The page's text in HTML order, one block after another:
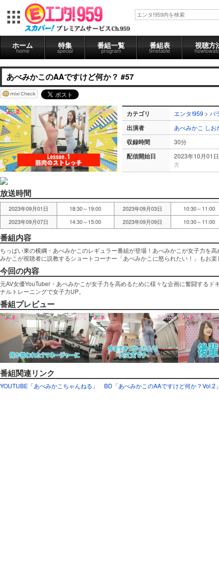
ホーム
home
特集
special
番組一覧
program
番組表
timetable
視聴方
あべみかこのAAですけど何か？ #57
カテゴリ エンタ!959 > バ
出演者 あべみかこ しお
収録時間 30分
配信開始日 2023年10月01日
方
放送時間
2023年09月01日 18:30～19:00 2023年09月03日
10:30～11:00
2023年09月07日
14:30～15:00 2023年09月09日 10:30～11:00
番組内容
ちっぱい東の横綱・あべみかこのレギュラー番組が登場！あべみかこが女子力を
みかこが視聴者に説教するショートコーナー「あべみかこに怒られたい！」もお楽
今回の内容
元AV女優YouTuber・あべみかこが女子力を高めるために様々な企画に奮闘する
ナルトレーニングで女子力UP。
番組プレビュー
番組関連リンク
YOUTUBE「あべみかこちゃんねる」 BD「あべみかこのAAですけど何か？Vol.2